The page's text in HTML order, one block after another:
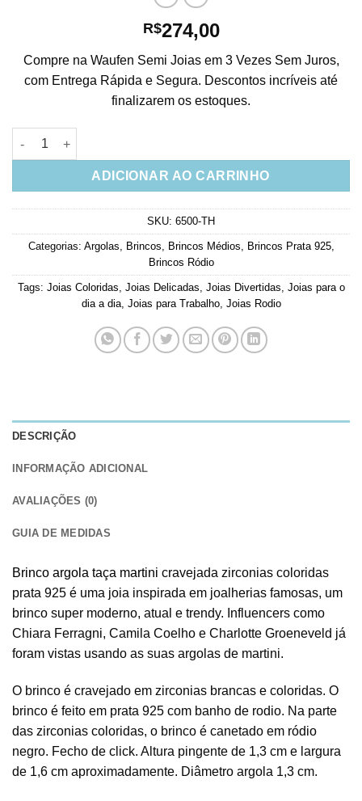
R$274,00
Compre na Waufen Semi Joias em 3 Vezes Sem Juros,
com Entrega Rápida e Segura. Descontos incríveis até
finalizarem os estoques.
Brinco Argola Taça Martini Cravejada Zirconias Coloridas
ADICIONAR AO CARRINHO
SKU: 6500-TH
Categorias: Argolas, Brincos, Brincos Médios, Brincos Prata 925,
Brincos Ródio
Tags: Joias Coloridas, Joias Delicadas, Joias Divertidas, Joias para o
dia a dia, Joias para Trabalho, Joias Rodio
DESCRIÇÃO
INFORMAÇÃO ADICIONAL
AVALIAÇÕES (0)
GUIA DE MEDIDAS
Brinco argola taça martini cravejada zirconias coloridas
prata 925 é uma joia inspirada em joalherias famosas, um
brinco super moderno, atual e trendy. Influencers como
Chiara Ferragni, Camila Coelho e Charlotte Groeneveld já
foram vistas usando as suas argolas de martini.
O brinco é cravejado em zirconias brancas e coloridas. O
brinco é feito em prata 925 com banho de rodio. Na parte
das zirconias coloridas, o brinco é canetado em ródio
negro. Fecho de click. Altura pingente de 1,3 cm e largura
de 1,6 cm aproximadamente. Diâmetro argola 1,3 cm.